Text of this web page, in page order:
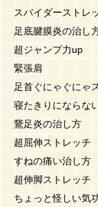
スパイダーストレ
足底腱膜炎の治し
超ジャンプ力up
緊張肩
足首ぐにゃぐにゃ
寝たきりにならな
鵞足炎の治し方
超屈伸ストレッチ
すねの痛い治し方
超伸脚ストレッチ
ちょっと怪しい気